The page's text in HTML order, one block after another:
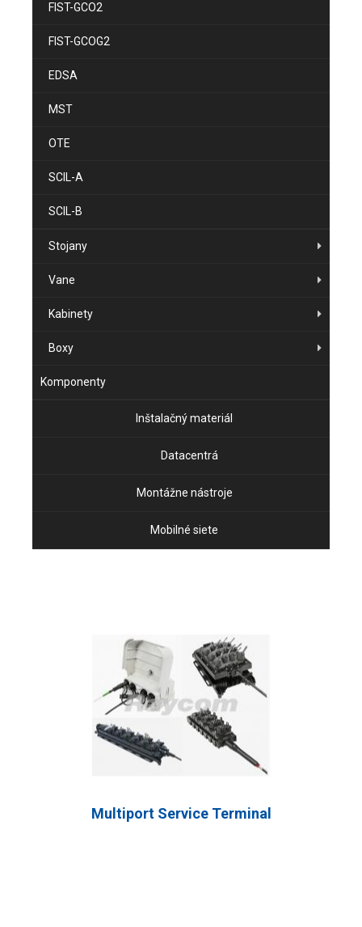
FIST-GCO2
FIST-GCOG2
EDSA
MST
OTE
SCIL-A
SCIL-B
Stojany
Vane
Kabinety
Boxy
Komponenty
Inštalačný materiál
Datacentrá
Montážne nástroje
Mobilné siete
Multiport Service Terminal